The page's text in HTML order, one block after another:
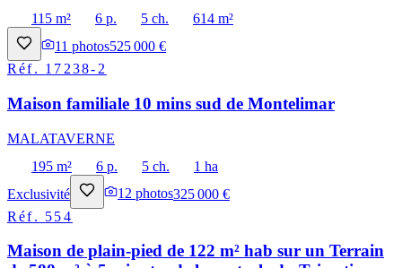
115 m²
6 p. 5 ch.
614 m²
11 photos525 000 €
Réf. 17238-2
Maison familiale 10 mins sud de Montelimar
MALATAVERNE
195 m²
6 p. 5 ch.
1 ha
Exclusivité
12 photos325 000 €
Réf. 554
Maison de plain-pied de 122 m² hab sur un Terrain